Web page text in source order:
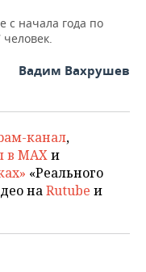
с начала года по
Вадим Вахрушев
канал,
в MAXи
«Реального
наRutube и